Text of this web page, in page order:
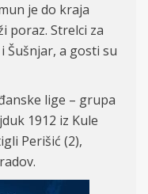
je do kraja
i poraz. Strelci za
Šušnjar, a gosti su
lige – grupa
1912 iz Kule
Perišić (2),